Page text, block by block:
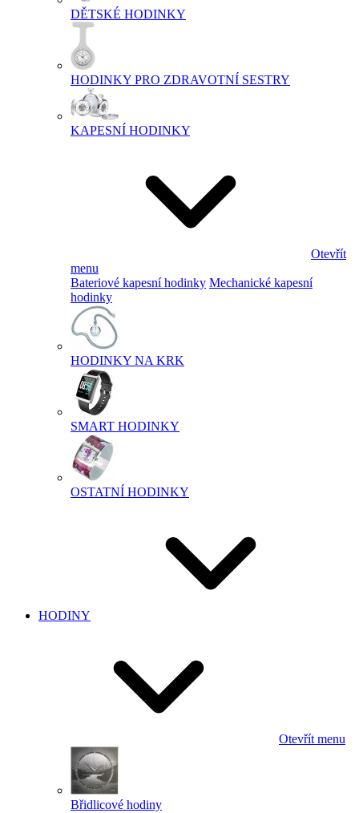
DĚTSKÉ HODINKY
HODINKY PRO ZDRAVOTNÍ SESTRY
KAPESNÍ HODINKY
Otevřít
menu
Bateriové kapesní hodinky Mechanické kapesní
hodinky
HODINKY NA KRK
SMART HODINKY
OSTATNÍ HODINKY
HODINY
Otevřít menu
Břidlicové hodiny